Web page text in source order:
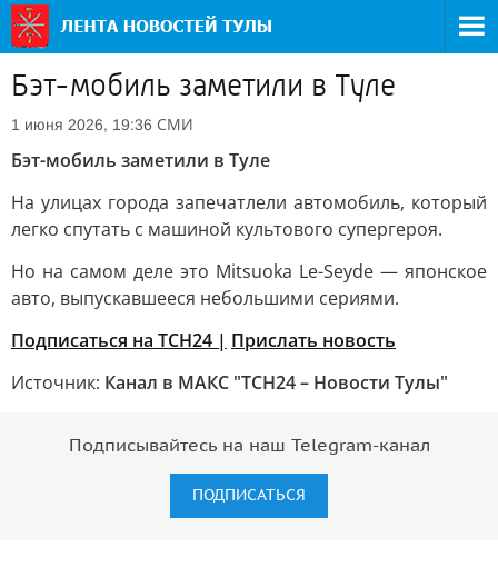
Бэт-мобиль заметили в Туле
1 июня 2026, 19:36 СМИ
Бэт-мобиль заметили в Туле
На улицах города запечатлели автомобиль, который
легко спутать с машиной культового супергероя.
Но на самом деле это Mitsuoka Le-Seyde — японское
авто, выпускавшееся небольшими сериями.
Подписаться на ТСН24 | Прислать новость
Источник: Канал в МАКС "ТСН24 – Новости Тулы"
Подписывайтесь на наш Telegram-канал
ПОДПИСАТЬСЯ